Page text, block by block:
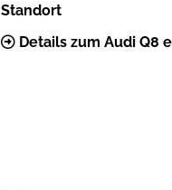
Standort
Details zum Audi Q8